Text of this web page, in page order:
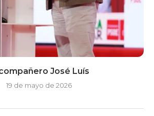
José Luís
19 de mayo de 2026